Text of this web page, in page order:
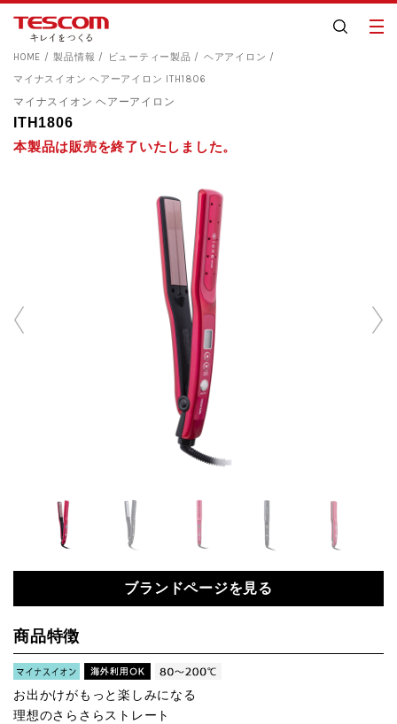
HOME 製品情報 ビューティー製品
ヘアアイロン
マイナスイオン ヘアーアイロン ITH1806
マイナスイオン ヘアーアイロン
ITH1806
本製品は販売を終了いたしました。
ブランドページを見る
商品特徴
お出かけがもっと楽しみになる
理想のさらさらストレート